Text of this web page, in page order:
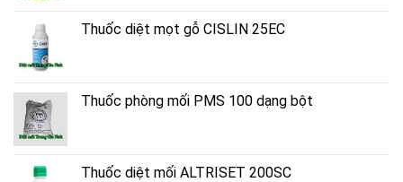
Thuốc diệt mọt gỗ CISLIN 25EC
Thuốc phòng mối PMS 100 dạng bột
Thuốc diệt mối ALTRISET 200SC